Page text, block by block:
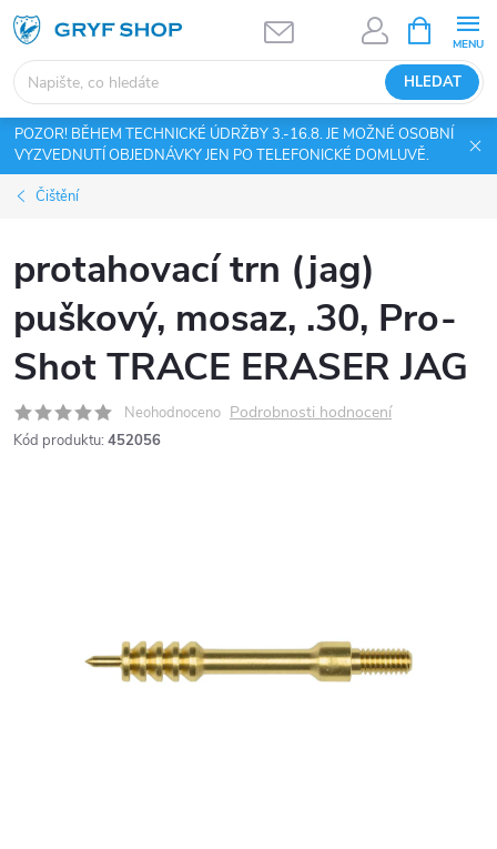
Přejít
na
obsah
HLEDAT
NÁKUPNÍ
KOŠÍK
POZOR! BĚHEM TECHNICKÉ ÚDRŽBY 3.-16.8. JE MOŽNÉ OSOBNÍ
VYZVEDNUTÍ OBJEDNÁVKY JEN PO TELEFONICKÉ DOMLUVĚ.
Čištění
protahovací trn (jag)
puškový, mosaz, .30, Pro-
Shot TRACE ERASER JAG
Neohodnoceno Podrobnosti hodnocení
Kód produktu: 452056